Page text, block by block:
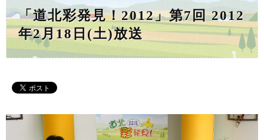
「道北彩発見！2012」第7回 2012
年2月18日(土)放送